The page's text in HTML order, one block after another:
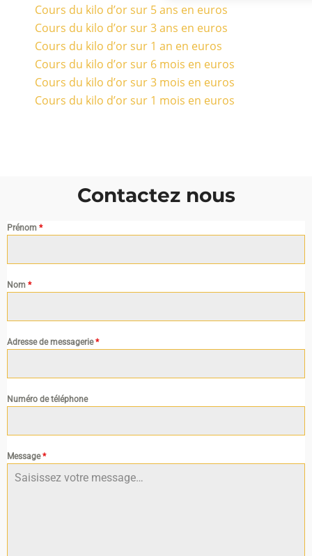
Cours du kilo d’or sur 5 ans en euros
Cours du kilo d’or sur 3 ans en euros
Cours du kilo d’or sur 1 an en euros
Cours du kilo d’or sur 6 mois en euros
Cours du kilo d’or sur 3 mois en euros
Cours du kilo d’or sur 1 mois en euros
Contactez nous
Prénom *
Nom *
Adresse de messagerie*
Numéro de téléphone
Message*